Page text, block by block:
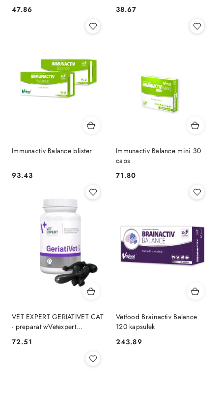
Cena:
47.86 Cena:
38.67
Immunactiv Balance blister
Cena:
93.43
Immunactiv Balance mini 30
caps
Cena:
71.80
VET EXPERT GERIATIVET CAT
- preparat wVetexpert
Starszych Kotów 60
Kapsułekspomagający dla
Cena:
72.51
Vetfood Brainactiv Balance
120 kapsułek
Cena:
243.89